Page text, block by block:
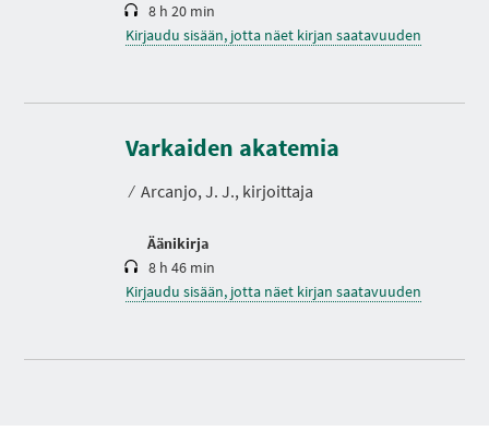
8 h 20 min
Kirjaudu sisään, jotta näet kirjan saatavuuden
Varkaiden akatemia
⁄ Arcanjo, J. J., kirjoittaja
Äänikirja
K
s
t
8 h 46 min
Kirjaudu sisään, jotta näet kirjan saatavuuden